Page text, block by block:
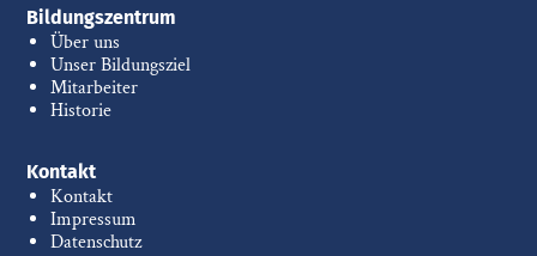
Bildungszentrum
Über uns
Unser Bildungsziel
Mitarbeiter
Historie
Kontakt
Kontakt
Impressum
Datenschutz